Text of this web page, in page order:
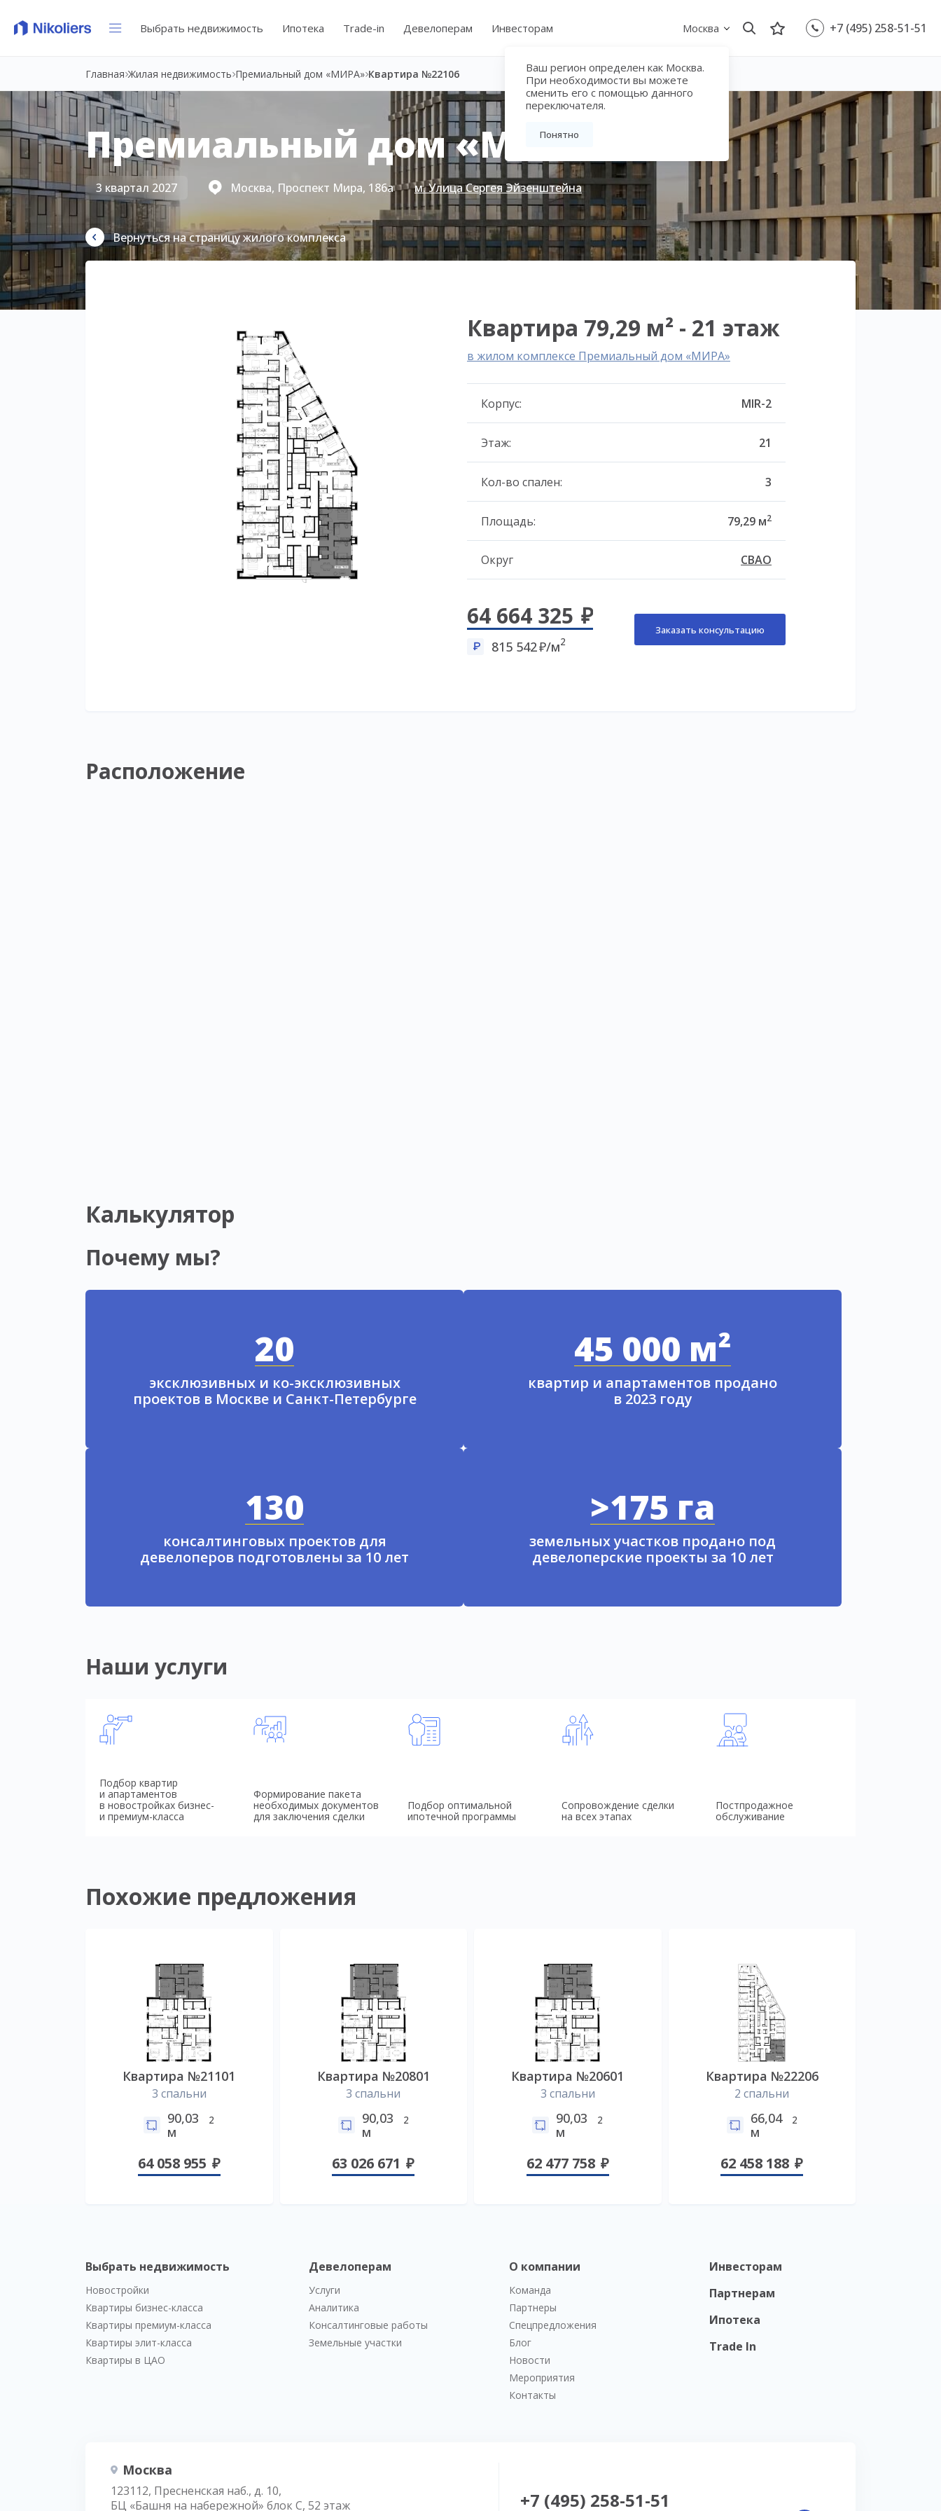
Выбрать недвижимость Ипотека Trade-in Девелоперам Инвесторам Москва
Ваш регион определен как Москва.
При необходимости вы можете
сменить его с помощью данного
переключателя.
Понятно
+7 (495) 258-51-51
Главная Жилая недвижимость Премиальный дом «МИРА» Квартира №22106
Премиальный дом «МИРА»
3 квартал 2027 Москва, Проспект Мира, 186а м. Улица Сергея Эйзенштейна
Вернуться на страницу жилого комплекса
Квартира 79,29 м² - 21 этаж
в жилом комплексе Премиальный дом «МИРА»
Корпус: MIR-2
Этаж: 21
Кол-во спален: 3
Площадь: 79,29 м2
Округ СВАО
64 664 325
815 542 /м2
Заказать консультацию
Расположение
Калькулятор
Почему мы?
20
эксклюзивных и ко-эксклюзивных
проектов в Москве и Санкт-Петербурге
45 000 м²
квартир и апартаментов продано
в 2023 году
130
консалтинговых проектов для
девелоперов подготовлены за 10 лет
>175 га
земельных участков продано под
девелоперские проекты за 10 лет
Наши услуги
Подбор квартир
и апартаментов
в новостройках бизнес-
и премиум-класса
Формирование пакета
необходимых документов
для заключения сделки
Подбор оптимальной
ипотечной программы
Сопровождение сделки
на всех этапах
Постпродажное
обслуживание
Похожие предложения
Квартира №21101
3 спальни
90,03
м
2
64 058 955
Квартира №20801
3 спальни
90,03
м
2
63 026 671
Квартира №20601
3 спальни
90,03
м
2
62 477 758
Квартира №22206
2 спальни
66,04
м
2
62 458 188
Выбрать недвижимость
Новостройки
Квартиры бизнес-класса
Квартиры премиум-класса
Квартиры элит-класса
Квартиры в ЦАО
Девелоперам
Услуги
Аналитика
Консалтинговые работы
Земельные участки
О компании
Команда
Партнеры
Спецпредложения
Блог
Новости
Мероприятия
Контакты
Инвесторам
Партнерам
Ипотека
Trade In
Москва
123112, Пресненская наб., д. 10,
БЦ «Башня на набережной» блок С, 52 этаж
+7 (495) 258-51-51